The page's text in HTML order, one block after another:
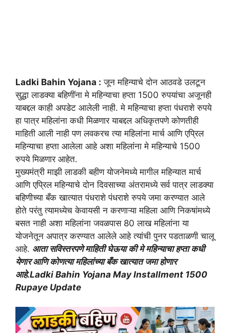
Ladki Bahin Yojana : जून महिन्याचे दोन आठवडे उलटून
सुद्धा लाडक्या बहिणींना मे महिन्याचा हप्ता 1500 रुपयांचा अजूनही
याबद्दल काही अपडेट आलेली नाही. मे महिन्याचा हप्ता पंधराशे रुपये
हा पात्र महिलांना कधी मिळणार याबद्दल अधिकृतपणे कोणतीही
माहिती आली नाही पण लवकरच त्या महिलांना मार्च आणि एप्रिल
महिन्याचा हप्ता आलेला आहे अशा महिलांना मे महिन्याचे 1500
रुपये मिळणार आहेत.
मुख्यमंत्री माझी लाडकी बहीण योजनेमध्ये मागील महिन्यात मार्च
आणि एप्रिल महिन्याचे दोन दिवसाच्या अंतरामध्ये सर्व पात्र लाडक्या
बहिणीच्या बँक खात्यात पंधराशे पंधराशे रुपये जमा करण्यात आले
होते परंतु त्यामध्येच केवायसी न करणाऱ्या महिला आणि निकषांमध्ये
बसत नाही अशा महिलांना जवळपास 80 लाख महिलांना या
योजनेतून अपात्र करण्यात आलेले आहे त्यांची पुनर पडताळणी चालू
आहे. आता सविस्तरपणे माहिती घेऊया की मे महिन्याचा हप्ता कधी
येणार आणि कोणत्या महिलांच्या बँक खात्यात जमा होणार
आहे.Ladki Bahin Yojana May Installment 1500
Rupaye Update